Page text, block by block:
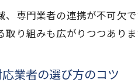
、専門業者の連携が不可欠
り組みも広がりつつありま
業者の選び方のコツ